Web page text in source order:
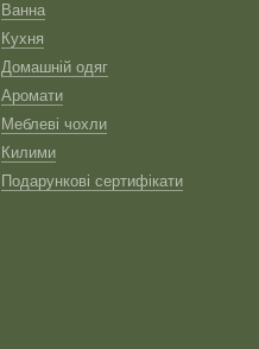
Ванна
Кухня
Домашній одяг
Аромати
Меблеві чохли
Килими
Подарункові сертифікати